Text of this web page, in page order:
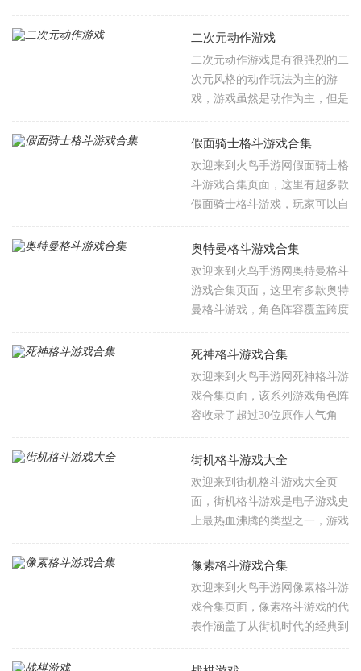
角色的招数以及特点都是不同
的，并且游戏还有多种画风，不
管是像素画风还是复古画风都可
以给你带来热血沸腾的战斗格斗
二次元动作游戏
二次元动作游戏是有很强烈的二
次元风格的动作玩法为主的游
戏，游戏虽然是动作为主，但是
玩法，最近的这种游戏主要以探
索的大世界为主，让你感受游戏
的自由和畅快，游戏里还有丰富
的剧情，让你感受二次元独有的
假面骑士格斗游戏合集
欢迎来到火鸟手游网假面骑士格
斗游戏合集页面，这里有超多款
假面骑士格斗游戏，玩家可以自
在完全复刻原作的城市街道、废
弃研究所、异次元空间等场景中
展开1V1热血对决，从基础的拳
脚连打到形态切换的进阶连招，
奥特曼格斗游戏合集
欢迎来到火鸟手游网奥特曼格斗
游戏合集页面，这里有多款奥特
曼格斗游戏，角色阵容覆盖跨度
典昭和战士，到新生代的热门奥
特英雄，再到系列里人气极高的
经典怪兽、宇宙人，数十位不同
定位的可操控角色全部收录，每
曼系列里的经典名场面，对战流
程里的场景细节、敌人出场顺序
都高度还原原作设定，闯关过程
就像重走一遍系列经典剧情。
死神格斗游戏合集
欢迎来到火鸟手游网死神格斗游
戏合集页面，该系列游戏角色阵
容收录了超过30位原作人气角
大阵营，每位角色拥有独立的斩
魄刀、鬼道配置与觉醒形态，角
色之间的羁绊关系也融入战斗，
剧情模式以原作篇章为蓝本，从
再到千年血战篇的终局之战，全
程以原作声优配音与动画片段穿
插，经典台词与名场面逐一重
现。
街机格斗游戏大全
欢迎来到街机格斗游戏大全页
面，街机格斗游戏是电子游戏史
上最热血沸腾的类型之一，游戏
合按键释放必杀技。比如升龙拳
是“前下前+拳”，指令输入必须
精准且快速，手速是基本功。从
侍魂到铁拳，你最熟悉的角色与
像素格斗游戏合集
欢迎来到火鸟手游网像素格斗游
戏合集页面，像素格斗游戏的代
表作涵盖了从街机时代的经典到
派都是一套完整的战术哲学，不